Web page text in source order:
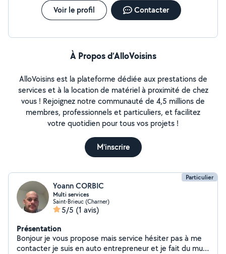
Voir le profil Contacter
À Propos d’AlloVoisins
AlloVoisins est la plateforme dédiée aux prestations de
services et à la location de matériel à proximité de chez
vous ! Rejoignez notre communauté de 4,5 millions de
membres, professionnels et particuliers, et facilitez
votre quotidien pour tous vos projets !
M'inscrire
Particulier
Yoann CORBIC
Multi services
Saint-Brieuc (Charner)
5/5 (1 avis)
Présentation
Bonjour je vous propose mais service hésiter pas à me
contacter je suis en auto entrepreneur et je fait du multi